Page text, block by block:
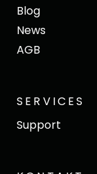
Blog
News
AGB
SERVICES
Support